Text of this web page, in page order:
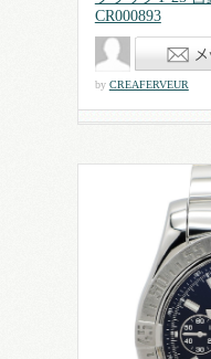
CR000893
by CREAFERVEUR